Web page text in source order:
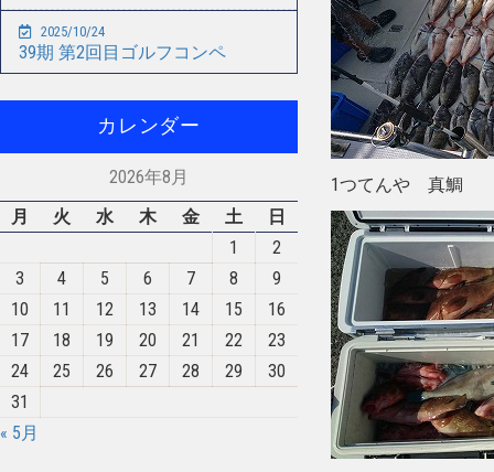
1つてんや 真鯛
2025/10/24
39期 第2回目ゴルフコンペ
カレンダー
2026年8月
月
火 水 木 金 土
日
1
2
3
4 5 6 7 8
9
10
11 12 13 14 15
16
17
18 19 20 21 22
23
24
25 26 27 28 29
30
31
« 5月